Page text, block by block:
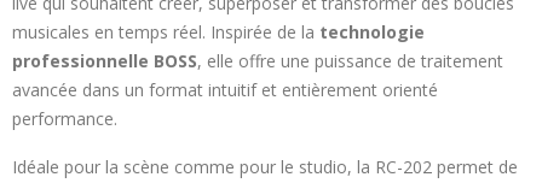
musicales en temps réel. Inspirée de la technologie
professionnelle BOSS, elle offre une puissance de traitement
avancée dans un format intuitif et entièrement orienté
performance.
Idéale pour la scène comme pour le studio, la RC-202 permet de